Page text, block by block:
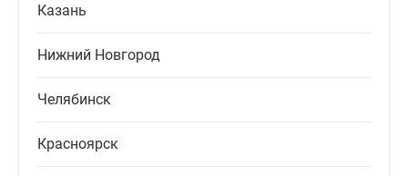
Казань
Нижний Новгород
Челябинск
Красноярск